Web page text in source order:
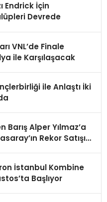
Endrick İçin
Devrede
VNL’de Finale
ile Karşılaşacak
ile Anlaştı İki
Barış Alper Yılmaz’a
Rekor Satışını
İstanbul Kombine
Başlıyor